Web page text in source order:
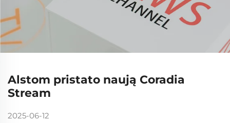
Alstom pristato naują Coradia
Stream
2025-06-12